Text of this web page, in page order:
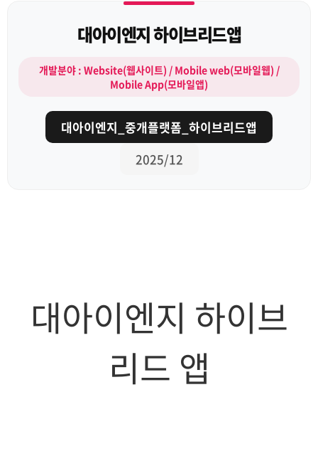
대아이엔지 하이브리드앱
개발분야 : Website(웹사이트) / Mobile web(모바일웹) /
Mobile App(모바일앱)
대아이엔지_중개플랫폼_하이브리드앱
2025/12
대아이엔지 하이브
리드 앱